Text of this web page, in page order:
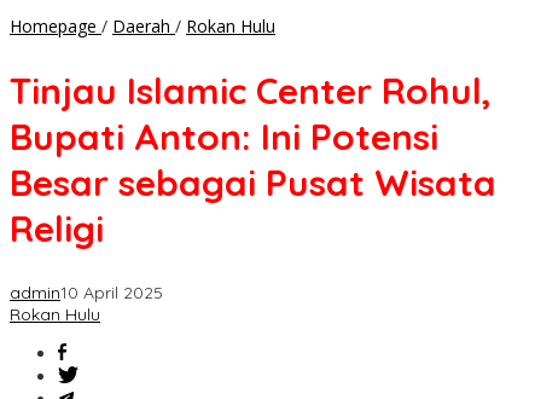
Homepage / Daerah / Rokan Hulu
Rohul,
Anton:
Potensi
Tinjau Islamic Center Rohul,
Bupati Anton: Ini Potensi
Besar sebagai Pusat Wisata
Religi
admin10 April 2025
Rokan Hulu